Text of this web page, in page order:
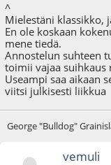
^
Mielestäni klassikko,
En ole koskaan
mene tiedä.
Annostelun suhteen
toimii vajaa suihkaus
Useampi saa aikaan
viitsi julkisesti liikkua
George "Bulldog"
vemuli